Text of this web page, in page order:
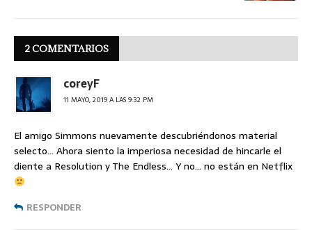
2 COMENTARIOS
coreyF
11 MAYO, 2019 A LAS 9:32 PM
El amigo Simmons nuevamente descubriéndonos material
selecto… Ahora siento la imperiosa necesidad de hincarle el
diente a Resolution y The Endless… Y no… no están en Netflix
RESPONDER